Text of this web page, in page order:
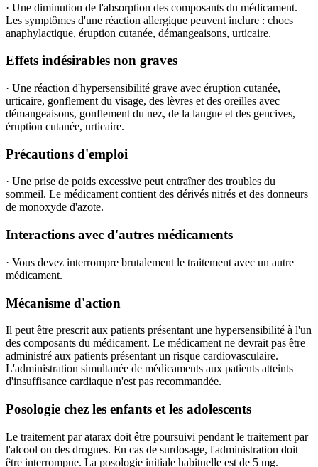
· Une diminution de l'absorption des composants du médicament.
Les symptômes d'une réaction allergique peuvent inclure : chocs
anaphylactique, éruption cutanée, démangeaisons, urticaire.
Effets indésirables non graves
· Une réaction d'hypersensibilité grave avec éruption cutanée,
urticaire, gonflement du visage, des lèvres et des oreilles avec
démangeaisons, gonflement du nez, de la langue et des gencives,
éruption cutanée, urticaire.
Précautions d'emploi
· Une prise de poids excessive peut entraîner des troubles du
sommeil. Le médicament contient des dérivés nitrés et des donneurs
de monoxyde d'azote.
Interactions avec d'autres médicaments
· Vous devez interrompre brutalement le traitement avec un autre
médicament.
Mécanisme d'action
Il peut être prescrit aux patients présentant une hypersensibilité à l'un
des composants du médicament. Le médicament ne devrait pas être
administré aux patients présentant un risque cardiovasculaire.
L'administration simultanée de médicaments aux patients atteints
d'insuffisance cardiaque n'est pas recommandée.
Posologie chez les enfants et les adolescents
Le traitement par atarax doit être poursuivi pendant le traitement par
l'alcool ou des drogues. En cas de surdosage, l'administration doit
être interrompue. La posologie initiale habituelle est de 5 mg.